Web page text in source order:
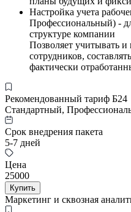
Настройка учета
Профессиональный) -
структуре компании
Позволяет учитывать и
сотрудников,
фактически
Рекомендованный тариф Б24
Стандартный,
Срок внедрения пакета
5-7 дней
Цена
25000
Купить
Маркетинг и сквозная